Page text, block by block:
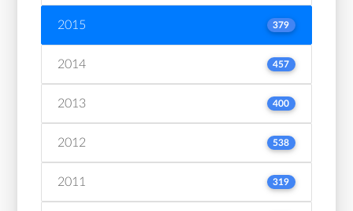
2015 379
2014 457
2013 400
2012 538
2011 319